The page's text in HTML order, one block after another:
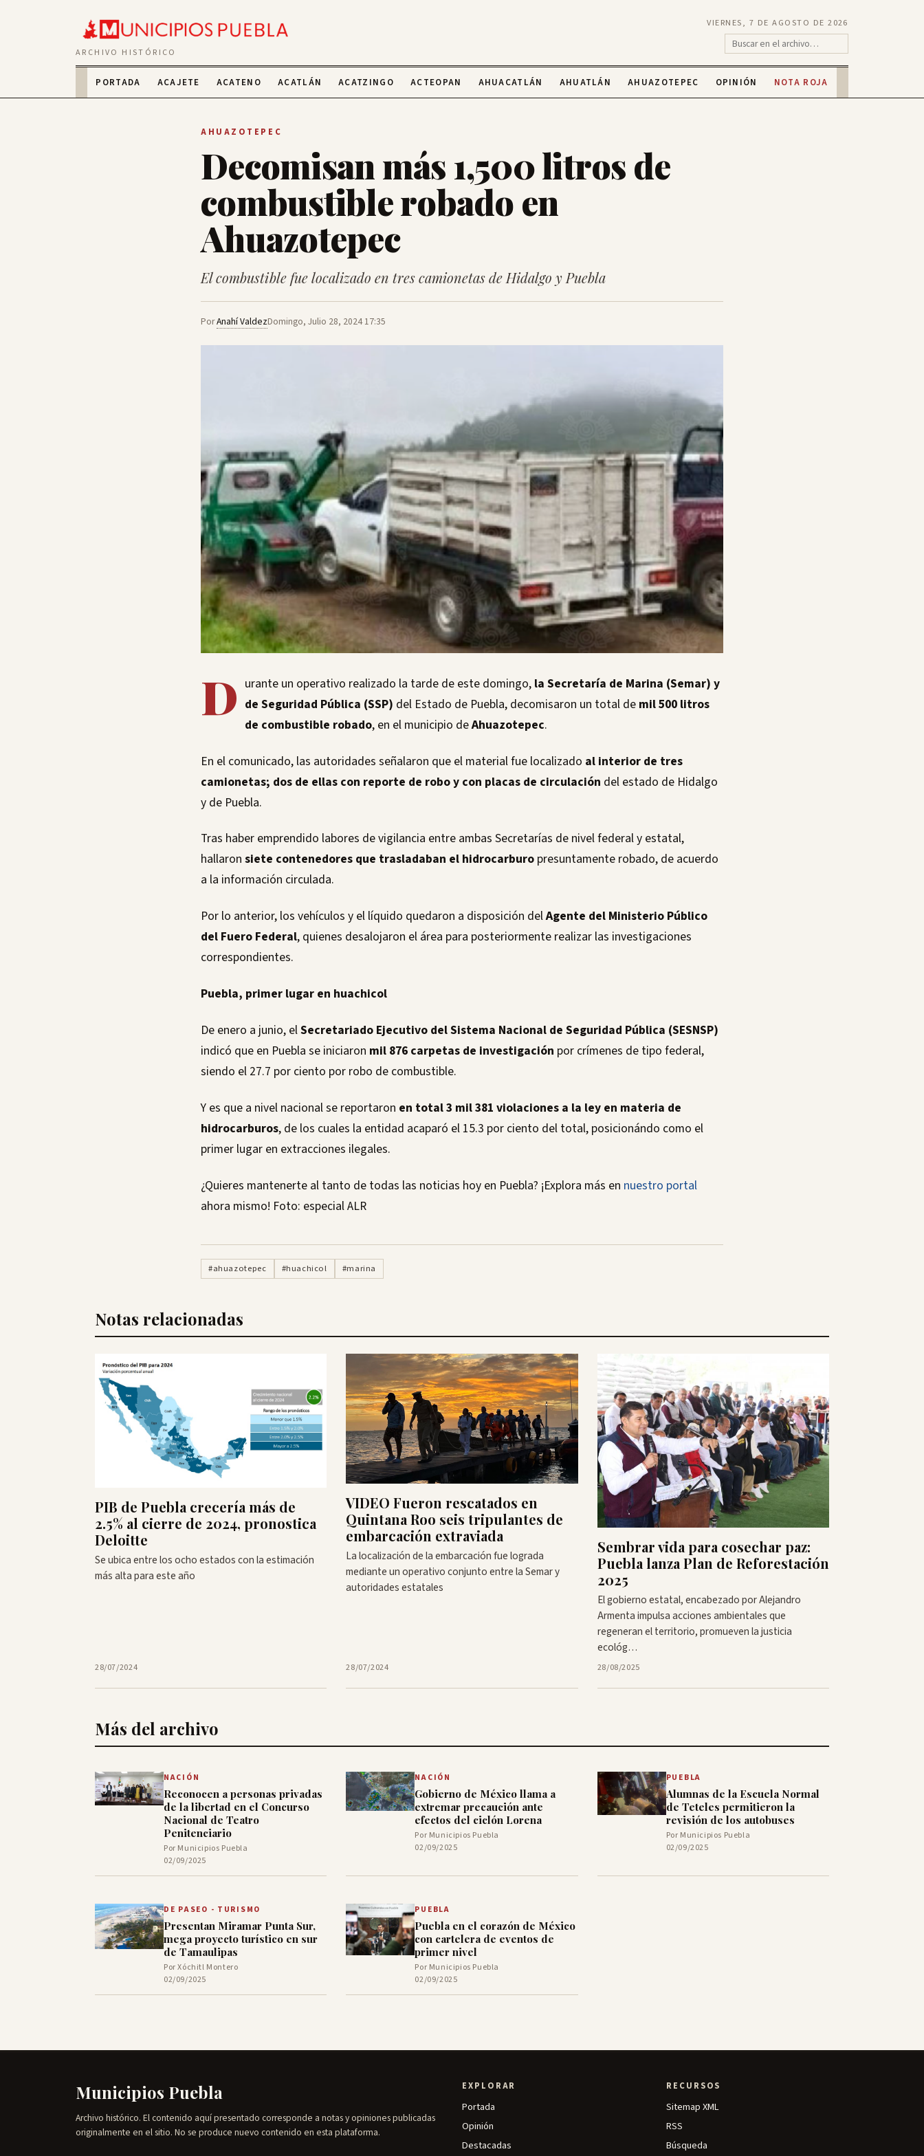
ARCHIVO HISTÓRICO
VIERNES, 7 DE AGOSTO DE 2026
PORTADA ACAJETE ACATENO ACATLÁN ACATZINGO ACTEOPAN AHUACATLÁN AHUATLÁN AHUAZOTEPEC OPINIÓN NOTA ROJA
AHUAZOTEPEC
Decomisan más 1,500 litros de
combustible robado en
Ahuazotepec
El combustible fue localizado en tres camionetas de Hidalgo y Puebla
PorAnahí ValdezDomingo, Julio 28, 2024 17:35
D urante un operativo realizado la tarde de este domingo, la Secretaría de Marina (Semar) y
de Seguridad Pública (SSP) del Estado de Puebla, decomisaron un total de mil 500 litros
de combustible robado, en el municipio deAhuazotepec.
En el comunicado, las autoridades señalaron que el material fue localizado al interior de tres
camionetas; dos de ellas con reporte de robo y con placas de circulación del estado de Hidalgo
y de Puebla.
Tras haber emprendido labores de vigilancia entre ambas Secretarías de nivel federal y estatal,
hallaron siete contenedores que trasladaban el hidrocarburo presuntamente robado, de acuerdo
a la información circulada.
Por lo anterior, los vehículos y el líquido quedaron a disposición delAgente del Ministerio Público
del Fuero Federal, quienes desalojaron el área para posteriormente realizar las investigaciones
correspondientes.
Puebla, primer lugar en huachicol
De enero a junio, elSecretariado Ejecutivo del Sistema Nacional de Seguridad Pública (SESNSP)
indicó que en Puebla se iniciaron mil 876 carpetas de investigación por crímenes de tipo federal,
siendo el 27.7 por ciento por robo de combustible.
Y es que a nivel nacional se reportaron en total 3 mil 381 violaciones a la ley en materia de
hidrocarburos, de los cuales la entidad acaparó el 15.3 por ciento del total, posicionándo como el
primer lugar en extracciones ilegales.
¿Quieres mantenerte al tanto de todas las noticias hoy en Puebla? ¡Explora más en nuestro portal
ahora mismo! Foto: especial ALR
#ahuazotepec #huachicol #marina
Notas relacionadas
PIB de Puebla crecería más de
2.5% al cierre de 2024, pronostica
Deloitte
Se ubica entre los ocho estados con la estimación
más alta para este año
28/07/2024
VIDEO Fueron rescatados en
Quintana Roo seis tripulantes de
embarcación extraviada
La localización de la embarcación fue lograda
mediante un operativo conjunto entre la Semar y
autoridades estatales
28/07/2024
Sembrar vida para cosechar paz:
Puebla lanza Plan de Reforestación
2025
El gobierno estatal, encabezado por Alejandro
Armenta impulsa acciones ambientales que
regeneran el territorio, promueven la justicia
ecológ…
28/08/2025
Más del archivo
NACIÓN
Reconocen a personas privadas
de la libertad en el Concurso
Nacional de Teatro
Penitenciario
Por Municipios Puebla
02/09/2025
NACIÓN
Gobierno de México llama a
extremar precaución ante
efectos del ciclón Lorena
Por Municipios Puebla
02/09/2025
PUEBLA
Alumnas de la Escuela Normal
de Teteles permitieron la
revisión de los autobuses
Por Municipios Puebla
02/09/2025
DE PASEO - TURISMO
Presentan Miramar Punta Sur,
mega proyecto turístico en sur
de Tamaulipas
Por Xóchitl Montero
02/09/2025
PUEBLA
Puebla en el corazón de México
con cartelera de eventos de
primer nivel
Por Municipios Puebla
02/09/2025
Municipios Puebla
Archivo histórico. El contenido aquí presentado corresponde a notas y opiniones publicadas
originalmente en el sitio. No se produce nuevo contenido en esta plataforma.
EXPLORAR
Portada
Opinión
Destacadas
RECURSOS
Sitemap XML
RSS
Búsqueda